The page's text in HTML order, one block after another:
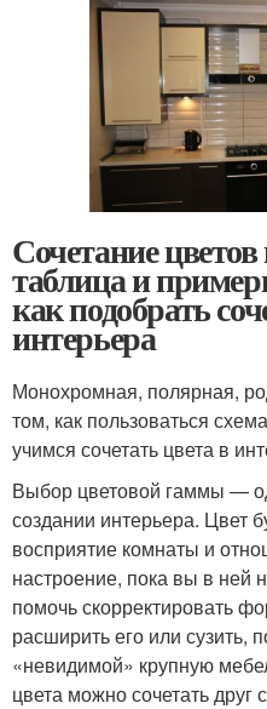
Сочетание
таблица и
как подобрать
интерьера
Монохромная, полярная,
том, как пользоваться
учимся сочетать цвета в
Выбор цветовой гаммы —
создании интерьера. Цвет
восприятие комнаты и
настроение, пока вы в ней
помочь скорректировать
расширить его или сузить,
«невидимой» крупную
цвета можно сочетать друг